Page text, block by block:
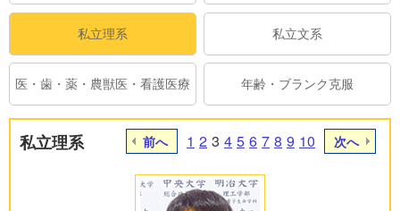
私立理系 私立文系
医・歯・薬・農獣医・看護医療 年齢・ブランク克服
私立理系 前へ 1 2 3 4 5 6 7 8 9 10 次へ